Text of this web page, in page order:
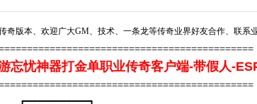
奇版本、欢迎广大GM、技术、一条龙等传奇业界好友合作、联系
忘忧神器打金单职业传奇客户端-带假人-